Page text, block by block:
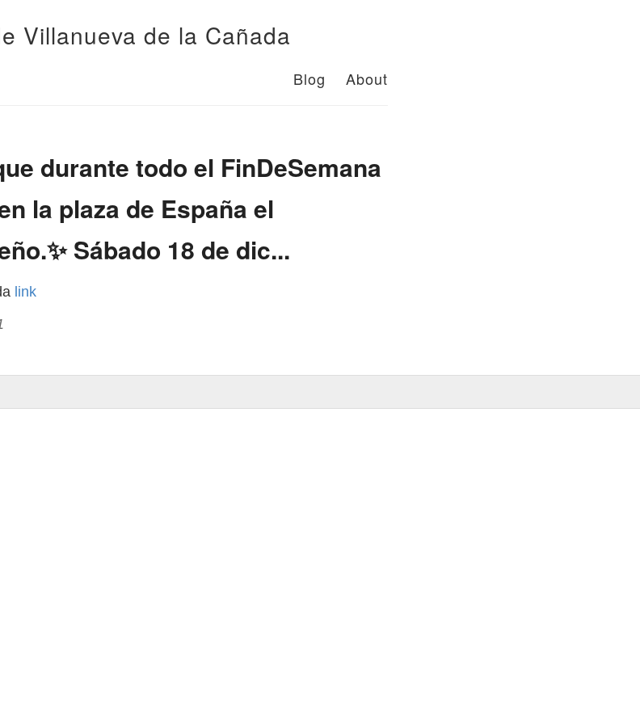
Villanueva de la Cañada
Blog About
durante todo el FinDeSemana
la plaza de España el
Sábado 18 de dic...
link